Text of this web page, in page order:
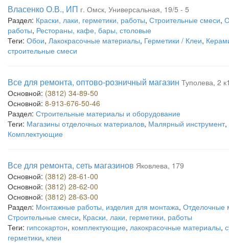
Власенко О.В., ИП г. Омск, Универсальная, 19/5 - 5
Раздел: Краски, лаки, герметики, работы, Строительные смеси,
работы, Рестораны, кафе, бары, столовые
Теги: Обои, Лакокрасочные материалы, Герметики / Клеи,
строительные смеси
Все для ремонта, оптово-розничный магазин Туполева, 2
Основной: (3812) 34-89-50
Основной: 8-913-676-50-46
Раздел: Строительные материалы и оборудование
Теги: Магазины отделочных материалов, Малярный инструмент,
Комплектующие
Все для ремонта, сеть магазинов Яковлева, 179
Основной: (3812) 28-61-00
Основной: (3812) 28-62-00
Основной: (3812) 28-63-00
Раздел: Монтажные работы, изделия для монтажа, Отделочные
Строительные смеси, Краски, лаки, герметики, работы
Теги: гипсокартон, комплектующие, лакокрасочные материалы,
герметики, клеи